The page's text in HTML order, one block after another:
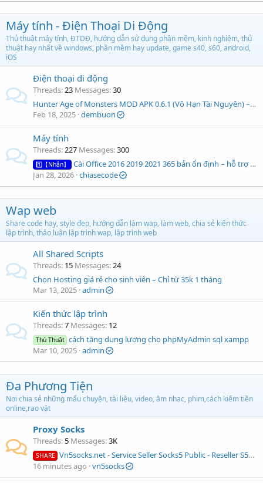
Máy tính - Điện Thoại Di Động
Thủ thuật máy tính, ĐTDĐ, hướng dẫn sử dụng phần mềm, kinh nghiệm, thủ
thuật hay nhất về windows, phần mềm hay update, game s40, s60, android,
iOS
Điện thoại di động
Threads 23 Messages 30
Hunter Age of Monsters MOD APK 0.6.1 (Vô Hạn Tài Nguyên) – Trở Thành Thợ Săn Quái Vật Huyền Thoại
Feb 18, 2025 dembuon
Máy tính
Threads 227 Messages 300
1️⃣【Nhận】
Cài Office 2016 2019 2021 365 bản ổn định – hỗ trợ từ xa
Jan 28, 2026 chiasecode
Wap web
Share code hay, style đẹp, hướng dẫn làm wap, làm web, chia sẻ kiến thức
lập trình, thảo luận lập trình wap, lập trình web
All Shared Scripts
Threads 15 Messages 24
Chọn Hosting giá rẻ cho sinh viên – Chỉ từ 35k 1 tháng
Mar 13, 2025 admin
Kiến thức lập trình
Threads 7 Messages 12
Thủ Thuật cách tăng dung lượng cho phpMyAdmin sql xampp
Mar 10, 2025 admin
Đa Phương Tiện
Nơi chia sẻ những mẩu chuyện, tài liệu, video, âm nhạc, phim,cách kiếm tiền
online,rao vặt
Proxy Socks
Threads 5 Messages 3K
SHARE Vn5socks.net - Service Seller Socks5 Public - Reseller S5Proxy
16 minutes ago vn5socks